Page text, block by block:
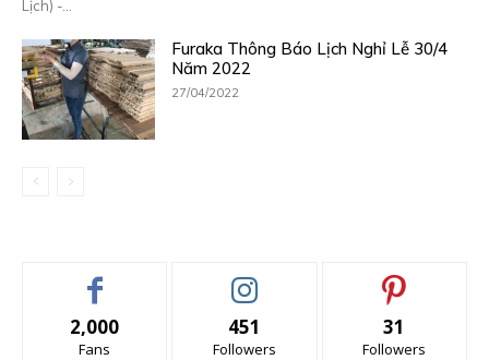
Lịch) -...
Furaka Thông Báo Lịch Nghỉ Lễ 30/4
Năm 2022
27/04/2022
2,000
Fans
451
Followers
31
Followers